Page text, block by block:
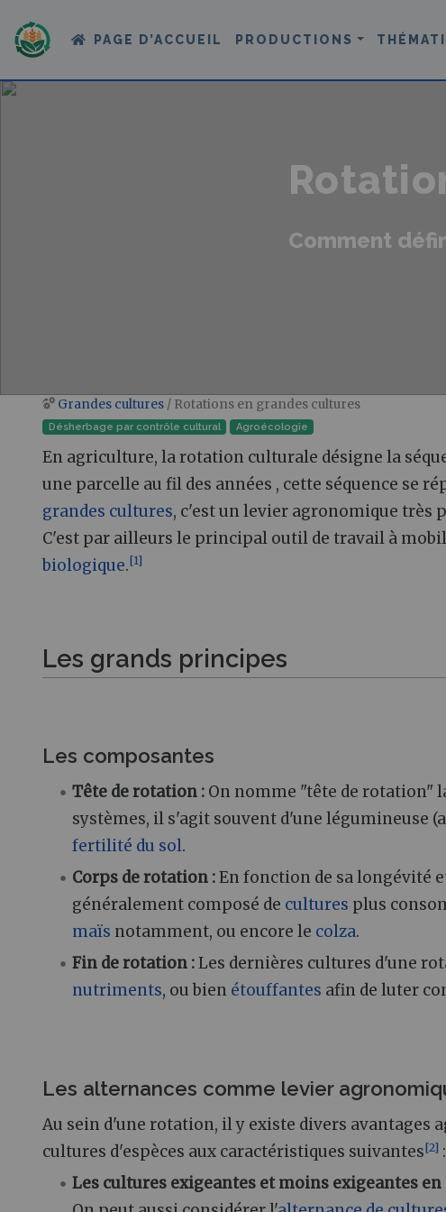
PAGE D’ACCUEIL PRODUCTIONS
Comment
Aller à :navigation,rechercher
Grandes cultures / Rotations en grandes cultures
Désherbage par contrôle cultural Agroécologie
En agriculture, la rotation culturale désigne la
une parcelle au fil des années , cette séquence se
grandes cultures, c'est un levier agronomique très
C'est par ailleurs le principal outil de travail à
biologique.[1]
Les grands principes
Les composantes
Tête de rotation : On nomme "tête de rotation"
systèmes, il s'agit souvent d'une légumineuse
fertilité du sol.
Corps de rotation :En fonction de sa longévité
généralement composé de cultures plus
maïs notamment, ou encore le colza.
Fin de rotation :Les dernières cultures d'une
nutriments, ou bien étouffantes afin de luter
Les alternances comme levier
Au sein d'une rotation, il y existe divers avantages
cultures d'espèces aux caractéristiques suivantes[2] :
Les cultures exigeantes et moins exigeantes en